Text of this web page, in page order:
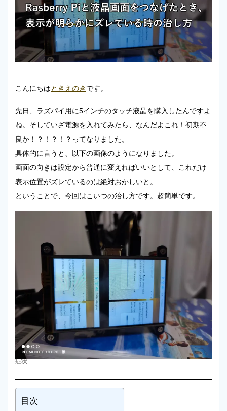
こんにちはときえのき です。
先日、ラズパイ用に5インチのタッチ液晶を購入したんですよ
ね。そしていざ電源を入れてみたら、なんだよこれ！初期不
良か！？！？！？ってなりました。
具体的に言うと、以下の画像のようになりました。
画面の向きは設定から普通に変えればいいとして、これだけ
表示位置がズレているのは絶対おかしいと。
ということで、今回はこいつの治し方です。超簡単です。
症状
目次